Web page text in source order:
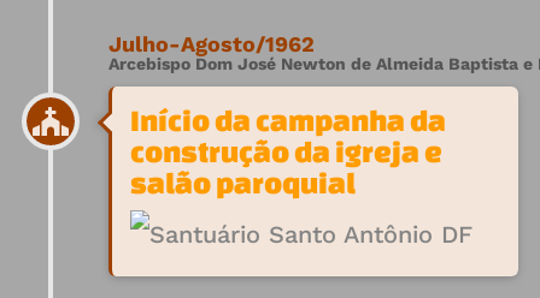
Julho-Agosto/1962
Arcebispo Dom José Newton de Almeida Baptista
Início da campanha da
construção da igreja e
salão paroquial